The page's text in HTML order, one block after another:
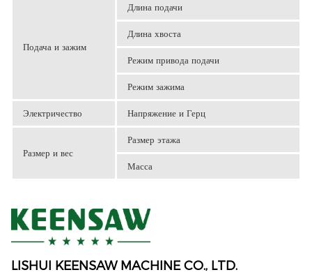
Подача и зажим
Длина подачи
Длина хвоста
Режим привода подачи
Режим зажима
Электричество Напряжение и Герц
Размер и вес
Размер этажа
Масса
LISHUI ​​KEENSAW MACHINE CO., LTD.